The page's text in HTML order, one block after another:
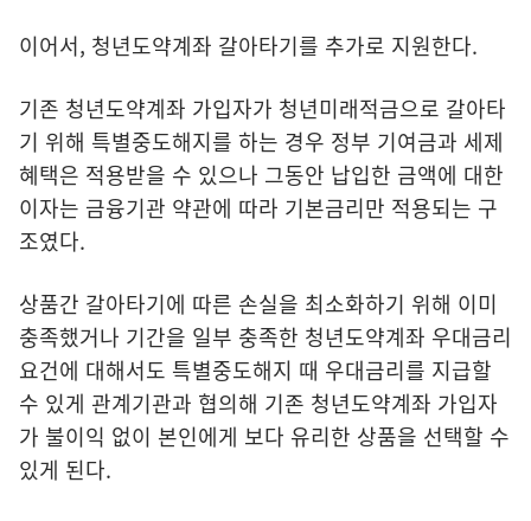
이어서, 청년도약계좌 갈아타기를 추가로 지원한다.
기존 청년도약계좌 가입자가 청년미래적금으로 갈아타
기 위해 특별중도해지를 하는 경우 정부 기여금과 세제
혜택은 적용받을 수 있으나 그동안 납입한 금액에 대한
이자는 금융기관 약관에 따라 기본금리만 적용되는 구
조였다.
상품간 갈아타기에 따른 손실을 최소화하기 위해 이미
충족했거나 기간을 일부 충족한 청년도약계좌 우대금리
요건에 대해서도 특별중도해지 때 우대금리를 지급할
수 있게 관계기관과 협의해 기존 청년도약계좌 가입자
가 불이익 없이 본인에게 보다 유리한 상품을 선택할 수
있게 된다.